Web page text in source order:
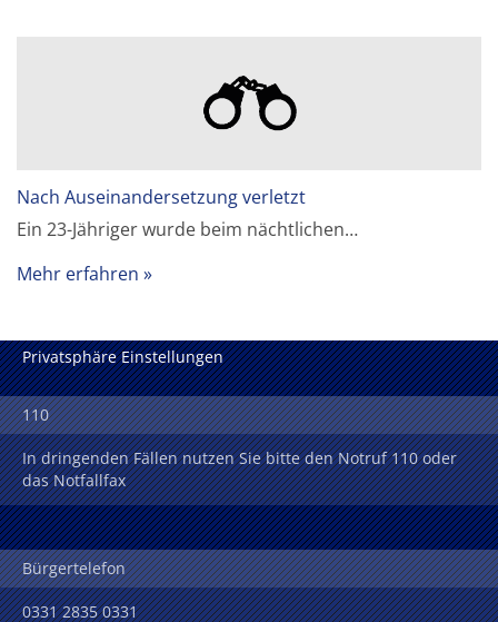
Nach Auseinandersetzung verletzt
Ein 23-Jähriger wurde beim nächtlichen…
Mehr erfahren
Privatsphäre Einstellungen
110
In dringenden Fällen nutzen Sie bitte den Notruf 110 oder
das Notfallfax
Bürgertelefon
0331 2835 0331